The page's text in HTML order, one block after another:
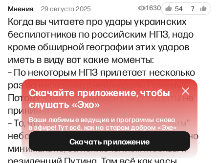
Мнения 29 августа 2025 1630 54 7
Когда вы читаете про удары украинских
беспилотников по российским НПЗ, надо
кроме обширной географии этих ударов
иметь в виду вот какие моменты:
– По некоторым НПЗ прилетает несколько
раз за несколько дней/недель. Почему?
Потому что никто никаких мер защиты не
принимал и не принимает.
– То, что называется “малым” и “средним”
небом, защищено над Россией абсолютно
минимально, за исключением Москвы и
Скачайте приложение, чтобы
слушать «Эхо»
Ваши любимые ведущие и программы снова
в эфире! Тут всё, как на старом добром «Эхе»
Скачать приложение